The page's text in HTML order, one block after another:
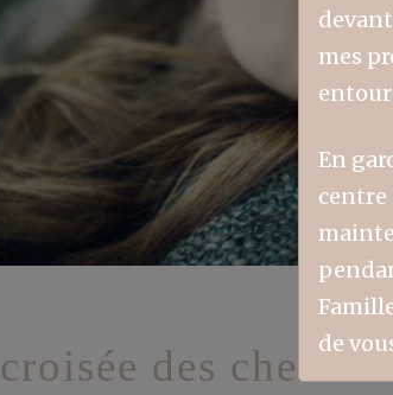
des chemins
mes
En
centre
de